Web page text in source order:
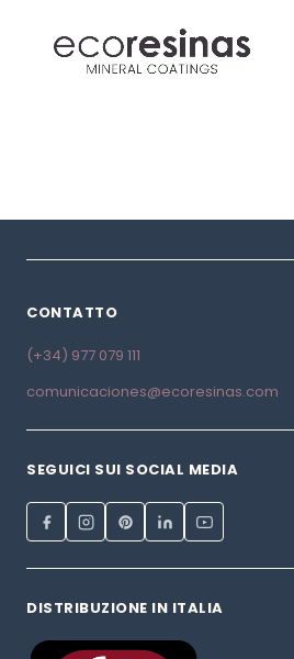
CONTATTO
(+34) 977 079 111
comunicaciones@ecoresinas.com
SEGUICI SUI SOCIAL MEDIA
DISTRIBUZIONE IN ITALIA